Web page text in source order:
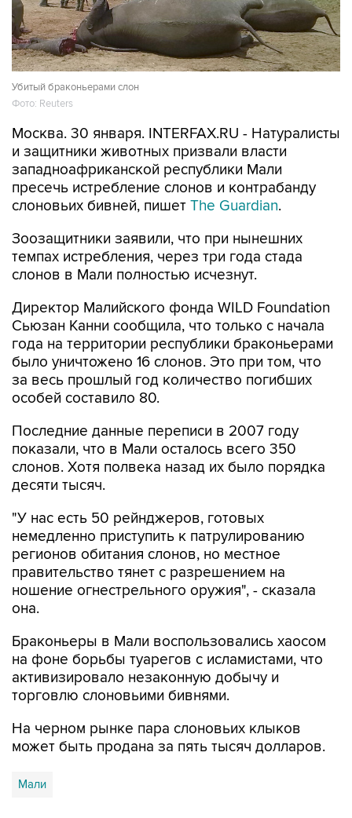
Убитый браконьерами слон
Фото: Reuters
Москва. 30 января. INTERFAX.RU - Натуралисты
и защитники животных призвали власти
западноафриканской республики Мали
пресечь истребление слонов и контрабанду
слоновьих бивней, пишет The Guardian.
Зоозащитники заявили, что при нынешних
темпах истребления, через три года стада
слонов в Мали полностью исчезнут.
Директор Малийского фонда WILD Foundation
Сьюзан Канни сообщила, что только с начала
года на территории республики браконьерами
было уничтожено 16 слонов. Это при том, что
за весь прошлый год количество погибших
особей составило 80.
Последние данные переписи в 2007 году
показали, что в Мали осталось всего 350
слонов. Хотя полвека назад их было порядка
десяти тысяч.
"У нас есть 50 рейнджеров, готовых
немедленно приступить к патрулированию
регионов обитания слонов, но местное
правительство тянет с разрешением на
ношение огнестрельного оружия", - сказала
она.
Браконьеры в Мали воспользовались хаосом
на фоне борьбы туарегов с исламистами, что
активизировало незаконную добычу и
торговлю слоновьими бивнями.
На черном рынке пара слоновьих клыков
может быть продана за пять тысяч долларов.
Мали